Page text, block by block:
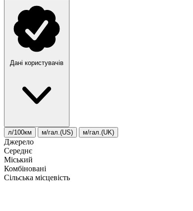
Дані користувачів
л/100км м/гал.(US) м/гал.(UK)
Джерело
Середнє
Міський
Комбіновані
Сільська місцевість